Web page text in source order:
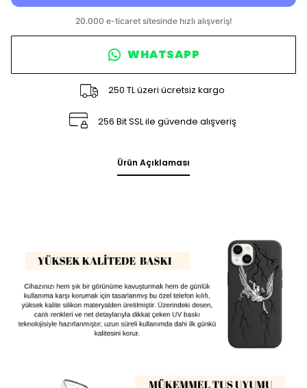
WHATSAPP
250 TL üzeri ücretsiz kargo
256 Bit SSL ile güvende alışveriş
Ürün Açıklaması